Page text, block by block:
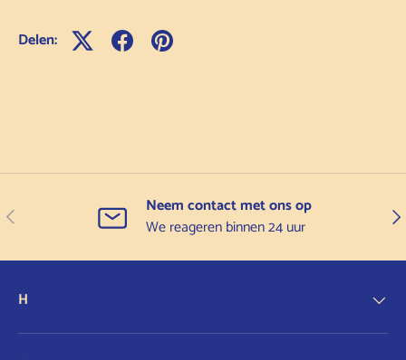
Delen:
Vorige
Neem contact met ons op
We reageren binnen 24 uur
H